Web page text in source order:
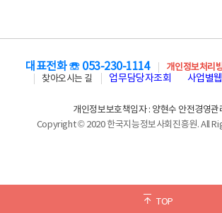
TOP
대표전화 ☏ 053-230-1114 개인정보처리
찾아오시는 길
업무담당자조회 사업별
개인정보보호책임자 : 양현수 안전경영관
Copyright © 2020 한국지능정보사회진흥원. All